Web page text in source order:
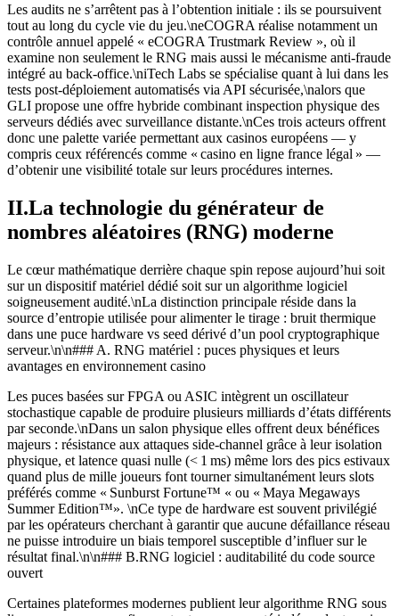
Les audits ne s’arrêtent pas à l’obtention initiale : ils se poursuivent
tout au long du cycle vie du jeu.\neCOGRA réalise notamment un
contrôle annuel appelé « eCOGRA Trustmark Review », où il
examine non seulement le RNG mais aussi le mécanisme anti‑fraude
intégré au back‑office.\niTech Labs se spécialise quant à lui dans les
tests post‑déploiement automatisés via API sécurisée,\nalors que
GLI propose une offre hybride combinant inspection physique des
serveurs dédiés avec surveillance distante.\nCes trois acteurs offrent
donc une palette variée permettant aux casinos européens — y
compris ceux référencés comme « casino en ligne france légal » —
d’obtenir une visibilité totale sur leurs procédures internes.
II.L​a technologie du générateur de
nombres aléatoires (RNG) moderne
Le cœur mathématique derrière chaque spin repose aujourd’hui soit
sur un dispositif matériel dédié soit sur un algorithme logiciel
soigneusement audité.\nLa distinction principale réside dans la
source d’entropie utilisée pour alimenter le tirage : bruit thermique
dans une puce hardware vs seed dérivé d’un pool cryptographique
serveur.\n\n### A. RNG matériel : puces physiques et leurs
avantages en environnement casino
Les puces basées sur FPGA ou ASIC intègrent un oscillateur
stochastique capable de produire plusieurs milliards d’états différents
par seconde.\nDans un salon physique elles offrent deux bénéfices
majeurs : résistance aux attaques side‑channel grâce à leur isolation
physique, et latence quasi nulle (< 1 ms) même lors des pics estivaux
quand plus de mille joueurs font tourner simultanément leurs slots
préférés comme « Sunburst Fortune™ « ou « Maya Megaways
Summer Edition™». \nCe type de hardware est souvent privilégié
par les opérateurs cherchant à garantir que aucune défaillance réseau
ne puisse introduire un biais temporel susceptible d’influer sur le
résultat final.\n\n### B.RNG logiciel : auditabilité du code source
ouvert
Certaines plateformes modernes publient leur algorithme RNG sous